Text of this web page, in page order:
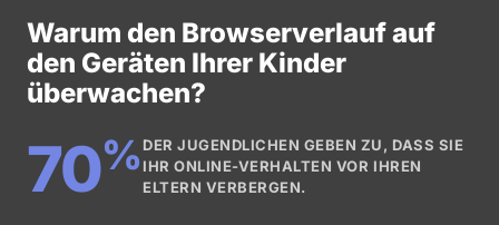
Warum den Browserverlauf auf
den Geräten Ihrer Kinder
überwachen?
70% DER JUGENDLICHEN GEBEN ZU, DASS SIE
IHR ONLINE-VERHALTEN VOR IHREN
ELTERN VERBERGEN.